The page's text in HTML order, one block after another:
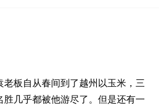
板自从春间到了越州以玉米，三
几乎都被他游尽了。但是还有一